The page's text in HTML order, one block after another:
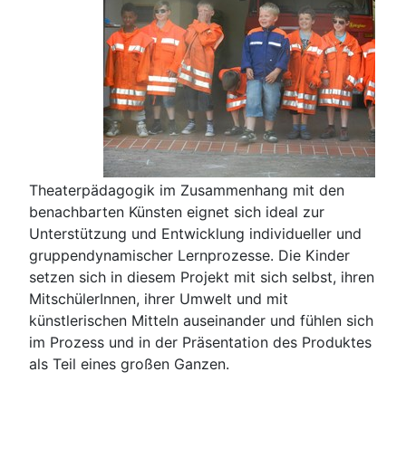
Theaterpädagogik im Zusammenhang mit den
benachbarten Künsten eignet sich ideal zur
Unterstützung und Entwicklung individueller und
gruppendynamischer Lernprozesse. Die Kinder
setzen sich in diesem Projekt mit sich selbst, ihren
MitschülerInnen, ihrer Umwelt und mit
künstlerischen Mitteln auseinander und fühlen sich
im Prozess und in der Präsentation des Produktes
als Teil eines großen Ganzen.